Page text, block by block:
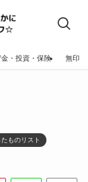
・投資・保険 無印
ものリスト